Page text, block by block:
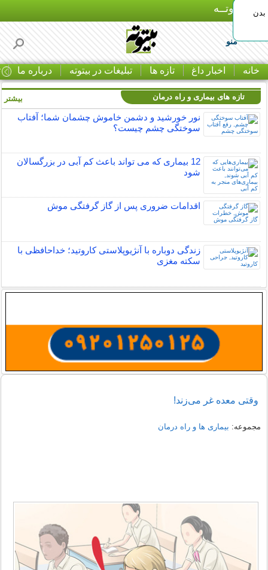
بـیتوتــه
منو
خانه اخبار داغ تازه ها تبلیغات در بیتوته درباره ما
تازه های بیماری و راه درمان
نور خورشید و دشمن خاموش چشمان شما؛ آفتاب
سوختگی چشم چیست؟
12 بیماری که می تواند باعث کم آبی در بزرگسالان
شود
اقدامات ضروری پس از گاز گرفتگی موش
زندگی دوباره با آنژیوپلاستی کاروتید؛ خداحافظی با
سکته مغزی
بیشتر
وقتی معده غر می‌زند!
مجموعه: بیماری ها و راه درمان